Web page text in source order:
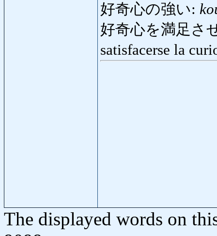
好奇心の強い:
好奇心を満足さ
satisfacerse la
The displayed words on